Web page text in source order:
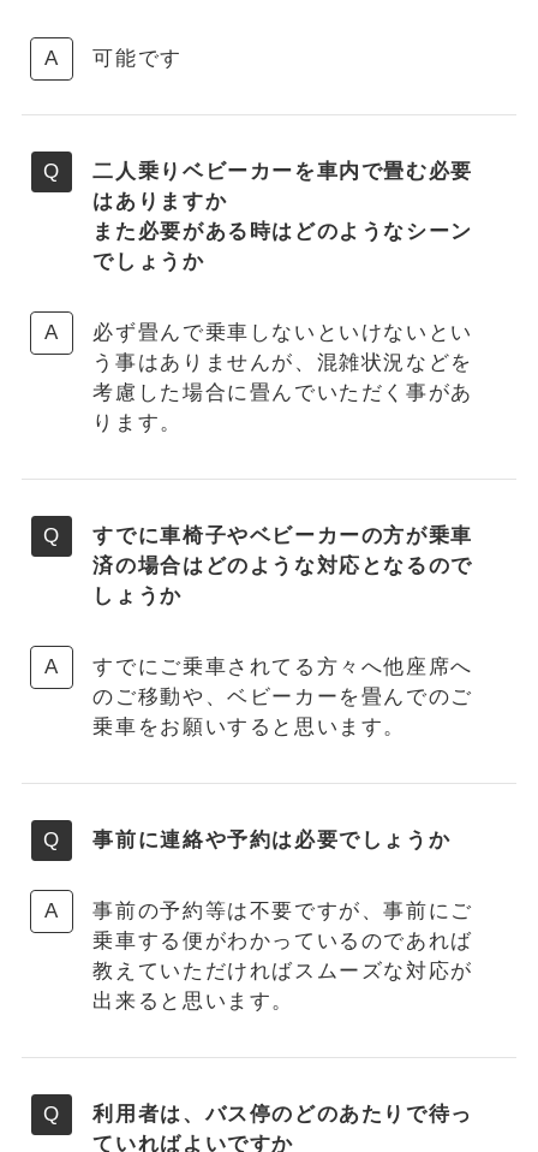
可能です
二人乗りベビーカーを車内で畳む必要
はありますか
また必要がある時はどのようなシーン
でしょうか
必ず畳んで乗車しないといけないとい
う事はありませんが、混雑状況などを
考慮した場合に畳んでいただく事があ
ります。
すでに車椅子やベビーカーの方が乗車
済の場合はどのような対応となるので
しょうか
すでにご乗車されてる方々へ他座席へ
のご移動や、ベビーカーを畳んでのご
乗車をお願いすると思います。
事前に連絡や予約は必要でしょうか
事前の予約等は不要ですが、事前にご
乗車する便がわかっているのであれば
教えていただければスムーズな対応が
出来ると思います。
利用者は、バス停のどのあたりで待っ
ていればよいですか